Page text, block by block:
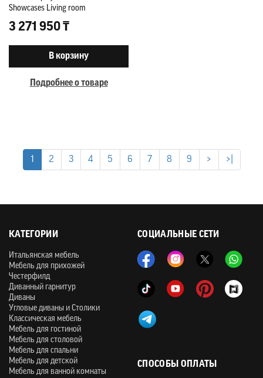
Showcases Living room
3 271 950 ₸
В корзину
Подробнее о товаре
1 2 3 4 5 6 7 8 9 > >|
СОЦИАЛЬНЫЕ СЕТИ
КАТЕГОРИИ
Итальянская мебель
Мебель для прихожей
Честерфилд
Диванный гарнитур
Диваны
Угловые диваны и Столики
Классическая мебель
Мебель для гостиной
Мебель для столовой
Мебель для спальни
Мебель для детской
Мебель для ванной комнаты
СПОСОБЫ ОПЛАТЫ